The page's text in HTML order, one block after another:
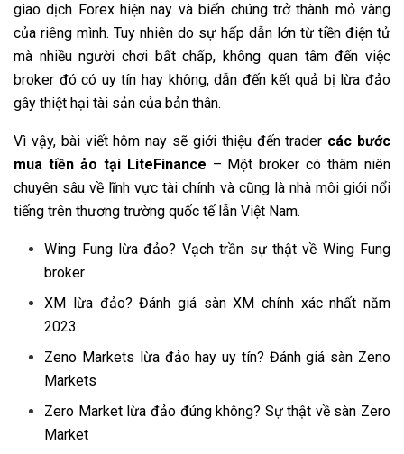
giao dịch Forex hiện nay và biến chúng trở thành mỏ vàng
của riêng mình. Tuy nhiên do sự hấp dẫn lớn từ tiền điện tử
mà nhiều người chơi bất chấp, không quan tâm đến việc
broker đó có uy tín hay không, dẫn đến kết quả bị lừa đảo
gây thiệt hại tài sản của bản thân.
Vì vậy, bài viết hôm nay sẽ giới thiệu đến trader các bước
mua tiền ảo tại LiteFinance – Một broker có thâm niên
chuyên sâu về lĩnh vực tài chính và cũng là nhà môi giới nổi
tiếng trên thương trường quốc tế lẫn Việt Nam.
Wing Fung lừa đảo? Vạch trần sự thật về Wing Fung
broker
XM lừa đảo? Đánh giá sàn XM chính xác nhất năm
2023
Zeno Markets lừa đảo hay uy tín? Đánh giá sàn Zeno
Markets
Zero Market lừa đảo đúng không? Sự thật về sàn Zero
Market